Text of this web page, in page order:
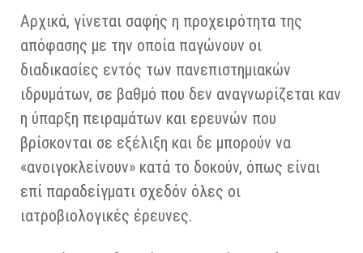
Αρχικά, γίνεται σαφής η προχειρότητα της
απόφασης με την οποία παγώνουν οι
διαδικασίες εντός των πανεπιστημιακών
ιδρυμάτων, σε βαθμό που δεν αναγνωρίζεται καν
η ύπαρξη πειραμάτων και ερευνών που
βρίσκονται σε εξέλιξη και δε μπορούν να
«ανοιγοκλείνουν» κατά το δοκούν, όπως είναι
επί παραδείγματι σχεδόν όλες οι
ιατροβιολογικές έρευνες.